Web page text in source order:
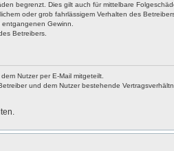
begrenzt. Dies gilt auch für mittelbare
oder grob fahrlässigem Verhalten des
Gewinn.
Betreibers.
Nutzer per E-Mail mitgeteilt.
und dem Nutzer bestehende